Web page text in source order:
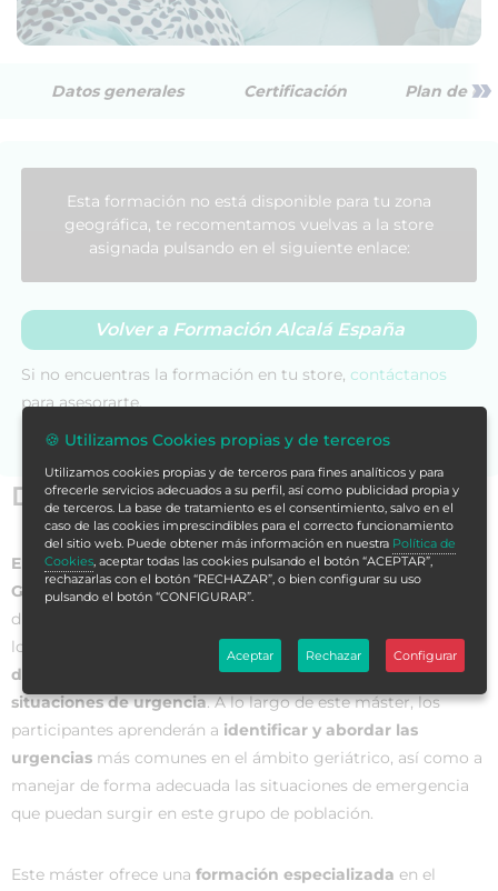
Datos generales Certificación Plan de »
Datos generales
El Máster de Formación Permanente en Urgencias
Geriátricas para Enfermeríaes un programa académico
diseñado para proporcionar a los profesionales de enfermería
los
conocimientos y habilidades necesarios para atender
de manera eficiente y efectiva a pacientes geriátricos en
situaciones de urgencia. A lo largo de este máster, los
participantes aprenderán a identificar y abordar las
urgencias más comunes en el ámbito geriátrico, así como a
manejar de forma adecuada las situaciones de emergencia
que puedan surgir en este grupo de población.
Este máster ofrece una formación especializada en el
Esta formación no está disponible para tu zona
geográfica, te recomentamos vuelvas a la store
asignada pulsando en el siguiente enlace:
Volver a Formación Alcalá España
Si no encuentras la formación en tu store, contáctanos
para asesorarte.
🍪 Utilizamos Cookies propias y de terceros
Utilizamos cookies propias y de terceros para fines analíticos y para
ofrecerle servicios adecuados a su perfil, así como publicidad propia y
de terceros. La base de tratamiento es el consentimiento, salvo en el
caso de las cookies imprescindibles para el correcto funcionamiento
del sitio web. Puede obtener más información en nuestra Política de
Cookies , aceptar todas las cookies pulsando el botón “ACEPTAR”,
rechazarlas con el botón “RECHAZAR”, o bien configurar su uso
pulsando el botón “CONFIGURAR”.
Aceptar Rechazar Configurar